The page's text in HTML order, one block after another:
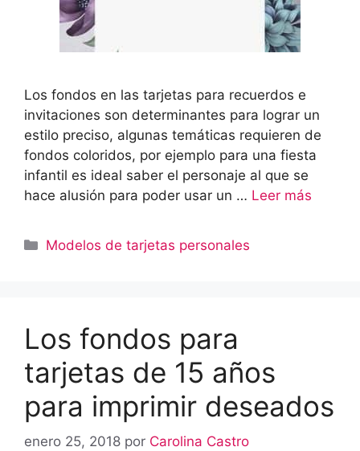
Los fondos en las tarjetas para recuerdos e
invitaciones son determinantes para lograr un
estilo preciso, algunas temáticas requieren de
fondos coloridos, por ejemplo para una fiesta
infantil es ideal saber el personaje al que se
hace alusión para poder usar un … Leer más
Categorías
Modelos de tarjetas personales
Los fondos para
tarjetas de 15 años
para imprimir deseados
enero 25, 2018 por Carolina Castro